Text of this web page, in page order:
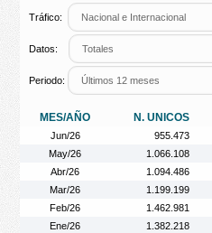
Tráfico:
Datos:
Periodo:
MES/AÑO N. UNICOS
Jun/26 955.473
May/26
1.066.108
Abr/26
1.094.486
Mar/26
1.199.199
Feb/26
1.462.981
Ene/26
1.382.218